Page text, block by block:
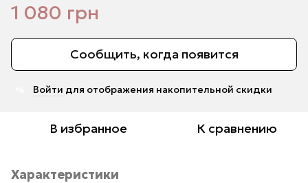
1 080 грн
Сообщить, когда появится
Войти для отображения накопительной скидки
В избранное К сравнению
Характеристики